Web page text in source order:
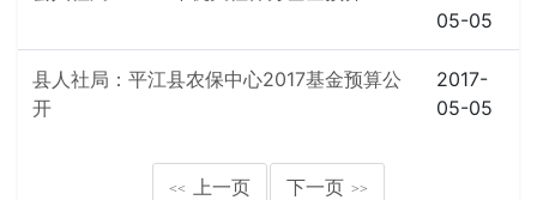
05-05
县人社局：平江县农保中心2017基金预算公
开
2017-
05-05
<< 上一页 下一页 >>